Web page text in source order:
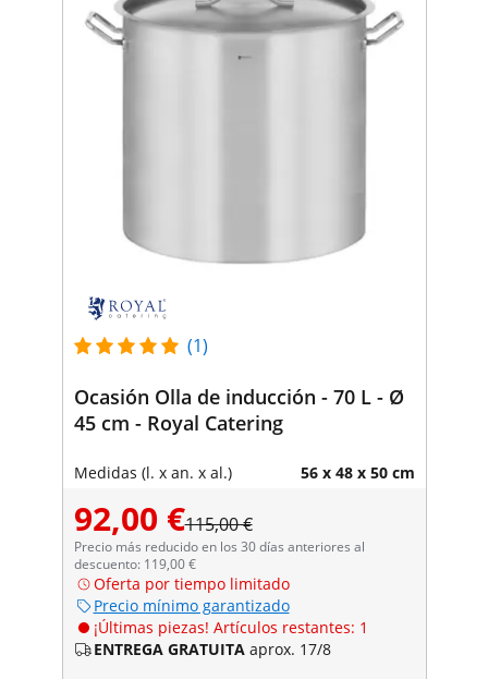
(1)
Ocasión Olla de inducción - 70 L - Ø
45 cm - Royal Catering
Medidas (l. x an. x al.) 56 x 48 x 50 cm
92,00 €115,00 €
Precio más reducido en los 30 días anteriores al
descuento: 119,00 €
Oferta por tiempo limitado
Precio mínimo garantizado
¡Últimas piezas! Artículos restantes: 1
ENTREGA GRATUITA aprox. 17/8